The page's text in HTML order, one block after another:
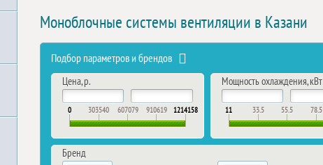
Моноблочные системы вентиляции в Казани
Подбор параметров и брендов
Цена, р.
0 303540 607079 910619 1214158
Мощность охлаждения, кВт
11 33.5 55.5 78.5
Бренд